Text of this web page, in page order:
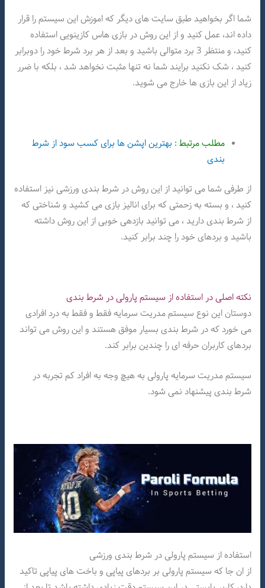
شما اگر بخواهید طبق سایت های دیگر که اموزش این سیستم را قرار
داده اند، عمل کنید و از این روش در بازی هاس کازینویی استفاده
کنید، و منتظر 3 برد متوالی باشید و بعد از هر برد شرط خود را دوبرابر
کنید ، شک نکنید برایند شما نه تنها مثبت نخواهد شد ، بلکه با ضرر
زیاد از این بازی ها خارج می شوید.
مطلب مرتبط : بهترین اپشن ها برای کسب سود از شرط
بندی
از طرفی شما می توانید از این روش در شرط بندی ورزشی نیز استفاده
کنید ، و بسته به زحمتی که برای انالیز بازی می کشید و شناختی که
از شرط بندی دارید ، می توانید بازدهی خوبی از این روش داشته
باشید و بردهای خود را چند برابر کنید.
نکته اصلی در استفاده از سیستم پارولی در شرط بندی
دوستان این نوع سیستم مدریت سرمایه فقط و فقط به درد افرادی
می خورد که در شرط بندی بسیار موفق هستند و این روش می تواند
بردهای کاربران حرفه ای را چندین برابر کند.
سیستم مدریت سرمایه پارولی به هیچ وجه به افراد کم تجربه در
شرط بندی پیشنهاد نمی شود.
استفاده از سیستم پارولی در شرط بندی ورزشی
از ان جا که سیستم پارولی بر بردهای پیاپی و باخت های پیاپی تاکید